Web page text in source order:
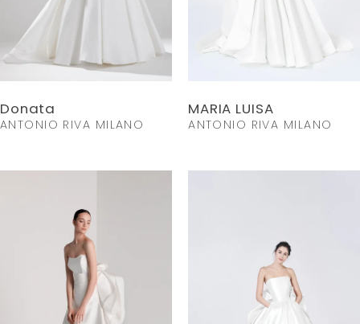
Donata
ANTONIO RIVA MILANO
MARIA LUISA
ANTONIO RIVA MILANO